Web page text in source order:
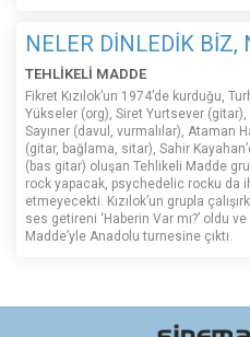
NELER DİNLEDİK BİZ,
TEHLİKELİ MADDE
Fikret Kızılok’un 1974’de kurduğu,
Yükseler (org), Siret Yurtsever (gitar),
Sayıner (davul, vurmalılar), Ataman
(gitar, bağlama, sitar), Sahir
(bas gitar) oluşan Tehlikeli Madde
rock yapacak, psychedelic rocku da
etmeyecekti. Kızılok’un grupla
ses getireni ‘Haberin Var mı?’ oldu
Madde’yle Anadolu turnesine çıktı.